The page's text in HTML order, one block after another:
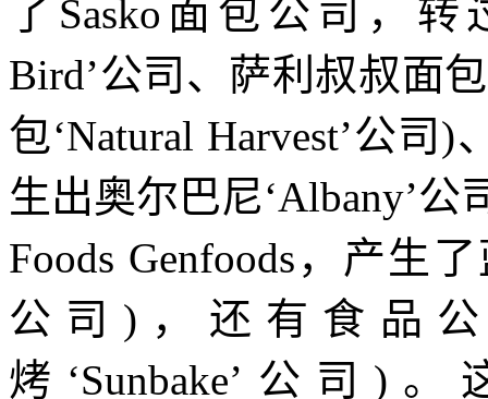
了 Sasko 面包公司，转
Bird’公司、萨利叔叔面
包‘Natural Harvest’公司 )
生出奥尔巴尼‘Albany’公
Foods Genfoods ，产生了
公司 ) ，还有食品
烤‘Sunbake’公司 ) 。